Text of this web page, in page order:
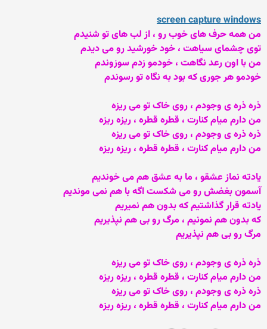
screen capture windows
من همه حرف های خوب رو ، از لب های تو شنیدم
توی چشمای سیاهت ، خود خورشید رو می دیدم
من با اون رعد نگاهت ، خودمو زدم سوزوندم
خودمو هر جوری که بود به نگاه تو رسوندم
ذره ذره ی وجودم ، روی خاک تو می ریزه
من دارم میام کنارت ، قطره قطره ، ریزه ریزه
ذره ذره ی وجودم ، روی خاک تو می ریزه
من دارم میام کنارت ، قطره قطره ، ریزه ریزه
یادته نماز عشقو ، ما به عشق هم می خوندیم
آسمون بغضش رو می شکست اگه با هم نمی موندیم
یادته قرار گذاشتیم که بدون هم نمیریم
که بدون هم نمونیم ، مرگ رو بی هم نپذیریم
مرگ رو بی هم نپذیریم
ذره ذره ی وجودم ، روی خاک تو می ریزه
من دارم میام کنارت ، قطره قطره ، ریزه ریزه
ذره ذره ی وجودم ، روی خاک تو می ریزه
من دارم میام کنارت ، قطره قطره ، ریزه ریزه